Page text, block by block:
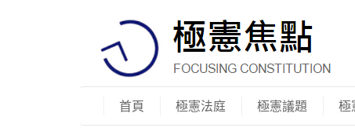
首頁 極憲法庭 極憲議題 極